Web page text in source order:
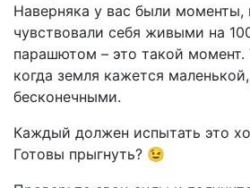
Наверняка у вас были моменты,
чувствовали себя живыми на
парашютом – это такой момент.
когда земля кажется
бесконечными.
Каждый должен испытать это
Готовы прыгнуть? 😉